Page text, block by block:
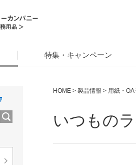
特集・キャンペーン
HOME > 製品情報 > 用紙・
いつもの